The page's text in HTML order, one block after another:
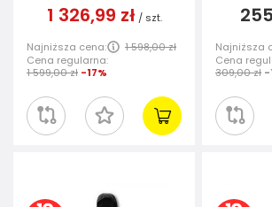
1 326,99 zł / szt.
Najniższa cena:
1 598,00 zł
Cena regularna:
1 599,00 zł -17%
Najniższa
Cena
309,00 zł -